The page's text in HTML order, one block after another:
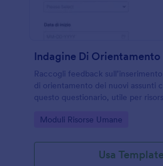
Raccogli feedback
di orientamento dei nuovi assunti
questo questionario, utile per
interna.
Go to Category:
Moduli Risorse Umane
Usa Template